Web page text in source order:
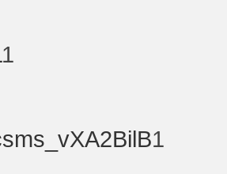
1
1